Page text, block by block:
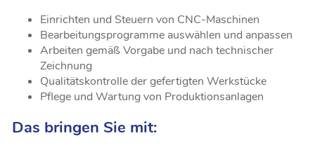
Einrichten und Steuern von CNC-Maschinen
Bearbeitungsprogramme auswählen und anpassen
Arbeiten gemäß Vorgabe und nach technischer
Zeichnung
Qualitätskontrolle der gefertigten Werkstücke
Pflege und Wartung von Produktionsanlagen
Das bringen Sie mit: